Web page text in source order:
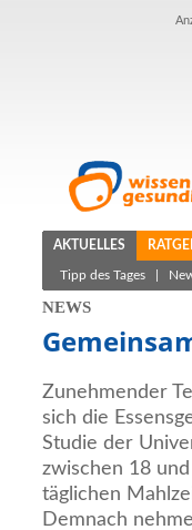
AKTUELLES
Tipp des Tages
NEWS
Zunehmender
sich die
Studie der
zwischen 18
täglichen
Demnach